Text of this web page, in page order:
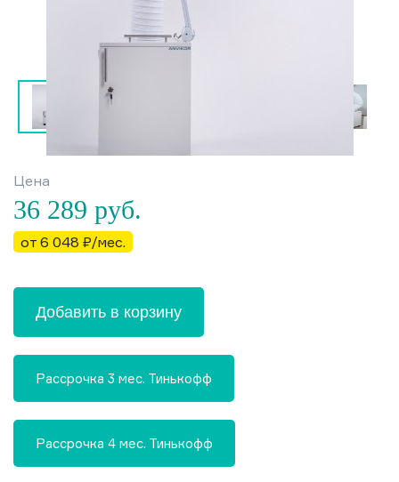
Цена
36 289 руб.
от 6 048 ₽/мес.
Добавить в корзину
Рассрочка 3 мес. Тинькофф
Рассрочка 4 мес. Тинькофф